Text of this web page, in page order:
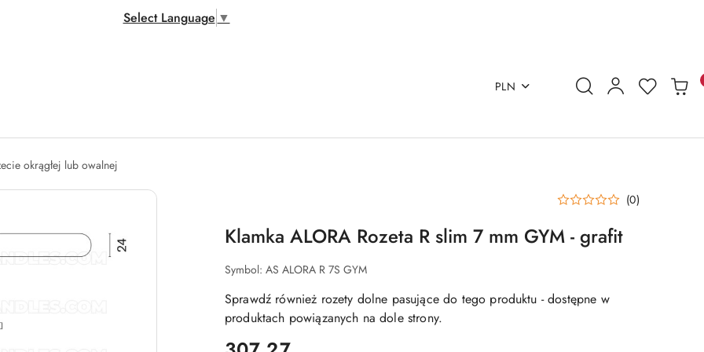
Select Language ▼
PLN
okrągłej lub owalnej
(0)
Klamka ALORA Rozeta R slim 7 mm GYM - grafit
Symbol: AS ALORA R 7S GYM
Sprawdź również rozety dolne pasujące do tego produktu - dostępne w
produktach powiązanych na dole strony.